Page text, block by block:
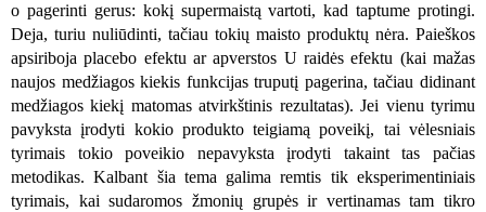
o pagerinti gerus: kokį supermaistą vartoti, kad taptume protingi.
Deja, turiu nuliūdinti, tačiau tokių maisto produktų nėra. Paieškos
apsiriboja placebo efektu ar apverstos U raidės efektu (kai mažas
naujos medžiagos kiekis funkcijas truputį pagerina, tačiau didinant
medžiagos kiekį matomas atvirkštinis rezultatas). Jei vienu tyrimu
pavyksta įrodyti kokio produkto teigiamą poveikį, tai vėlesniais
tyrimais tokio poveikio nepavyksta įrodyti takaint tas pačias
metodikas. Kalbant šia tema galima remtis tik eksperimentiniais
tyrimais, kai sudaromos žmonių grupės ir vertinamas tam tikro